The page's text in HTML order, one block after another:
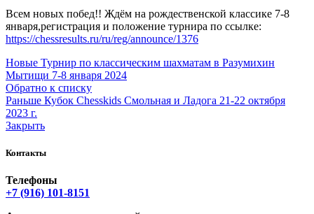
Всем новых побед!! Ждём на рождественской классике 7-8
января,регистрация и положение турнира по ссылке:
https://chessresults.ru/ru/reg/announce/1376
Новые Турнир по классическим шахматам в Разумихин
Мытищи 7-8 января 2024
Обратно к списку
Раньше Кубок Chesskids Смольная и Ладога 21-22 октября
2023 г.
Закрыть
Контакты
Телефоны
+7 (916) 101-8151